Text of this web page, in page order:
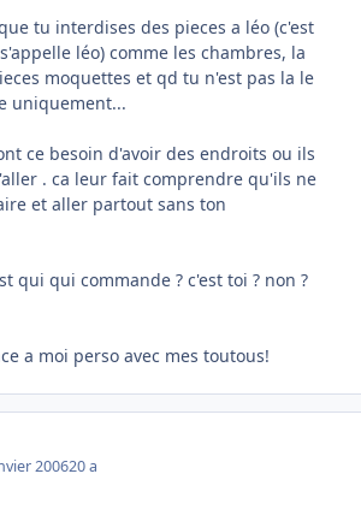
tu interdises des pieces a léo (c'est
léo) comme les chambres, la
moquettes et qd tu n'est pas la le
uniquement...
ce besoin d'avoir des endroits ou ils
. ca leur fait comprendre qu'ils ne
et aller partout sans ton
qui qui commande ? c'est toi ? non ?
a moi perso avec mes toutous!
200620 a